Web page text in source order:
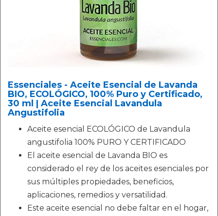
Essenciales - Aceite Esencial de Lavanda
BIO, ECOLÓGICO, 100% Puro y Certificado,
30 ml | Aceite Esencial Lavandula
Angustifolia
Aceite esencial ECOLÓGICO de Lavandula
angustifolia 100% PURO Y CERTIFICADO
El aceite esencial de Lavanda BIO es
considerado el rey de los aceites esenciales por
sus múltiples propiedades, beneficios,
aplicaciones, remedios y versatilidad.
Este aceite esencial no debe faltar en el hogar,